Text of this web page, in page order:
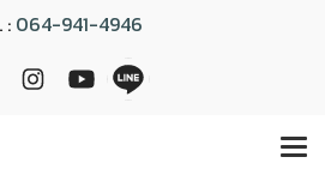
: 064-941-4946